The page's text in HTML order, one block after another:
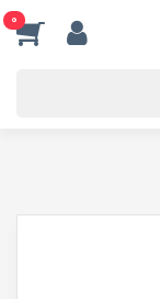
0